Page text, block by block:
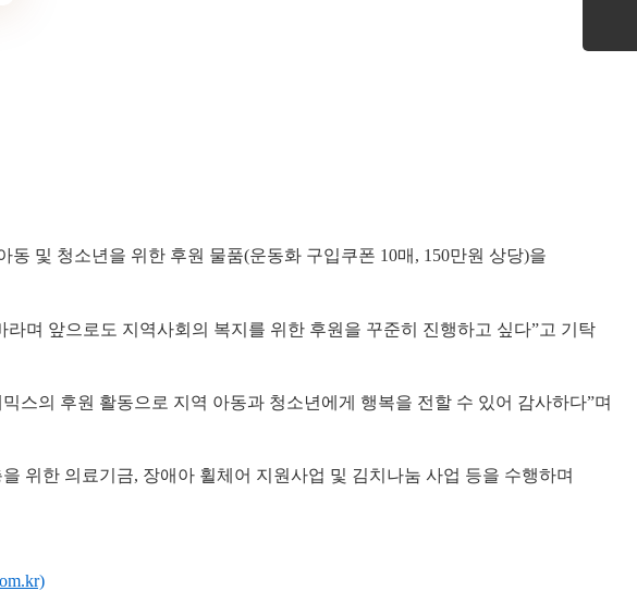
및 청소년을 위한 후원 물품(운동화 구입쿠폰 10매, 150만원 상당)을
며 앞으로도 지역사회의 복지를 위한 후원을 꾸준히 진행하고 싶다”고 기탁
스의 후원 활동으로 지역 아동과 청소년에게 행복을 전할 수 있어 감사하다”며
위한 의료기금, 장애아 휠체어 지원사업 및 김치나눔 사업 등을 수행하며